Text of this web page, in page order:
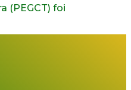
(PEGCT) foi